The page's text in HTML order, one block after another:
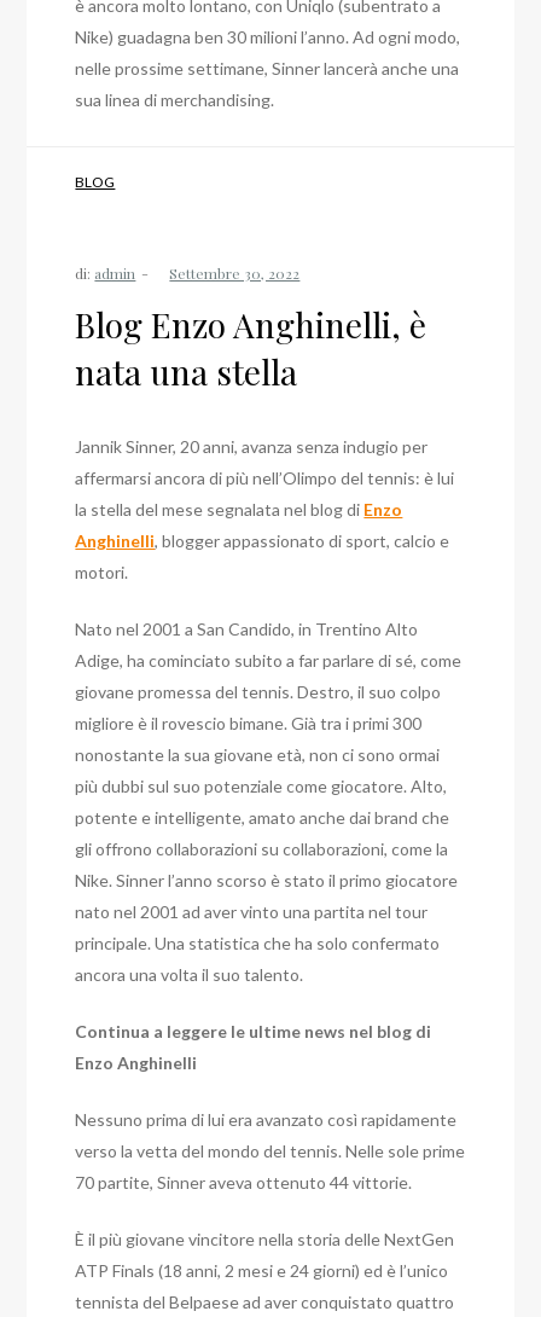
è ancora molto lontano, con Uniqlo (subentrato a
Nike) guadagna ben 30 milioni l’anno. Ad ogni modo,
nelle prossime settimane, Sinner lancerà anche una
sua linea di merchandising.
BLOG
di: admin
Blog Enzo Anghinelli, è
nata una stella
Jannik Sinner, 20 anni, avanza senza indugio per
affermarsi ancora di più nell’Olimpo del tennis: è lui
la stella del mese segnalata nel blog di Enzo
Anghinelli, blogger appassionato di sport, calcio e
motori.
Nato nel 2001 a San Candido, in Trentino Alto
Adige, ha cominciato subito a far parlare di sé, come
giovane promessa del tennis. Destro, il suo colpo
migliore è il rovescio bimane. Già tra i primi 300
nonostante la sua giovane età, non ci sono ormai
più dubbi sul suo potenziale come giocatore. Alto,
potente e intelligente, amato anche dai brand che
gli offrono collaborazioni su collaborazioni, come la
Nike. Sinner l’anno scorso è stato il primo giocatore
nato nel 2001 ad aver vinto una partita nel tour
principale. Una statistica che ha solo confermato
ancora una volta il suo talento.
Continua a leggere le ultime news nel blog di
Enzo Anghinelli
Nessuno prima di lui era avanzato così rapidamente
verso la vetta del mondo del tennis. Nelle sole prime
70 partite, Sinner aveva ottenuto 44 vittorie.
È il più giovane vincitore nella storia delle NextGen
ATP Finals (18 anni, 2 mesi e 24 giorni) ed è l’unico
tennista del Belpaese ad aver conquistato quattro